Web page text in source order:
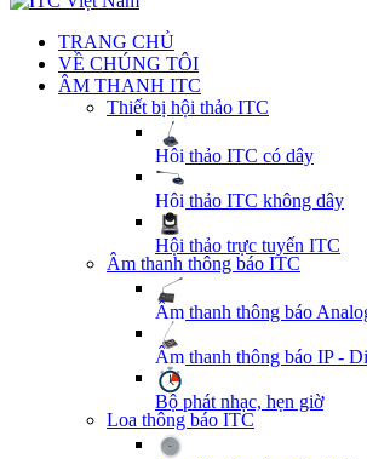
TRANG CHỦ
VỀ CHÚNG TÔI
ÂM THANH ITC
Thiết bị hội thảo ITC
Hội thảo ITC có dây
Hội thảo ITC không dây
Hội thảo trực tuyến ITC
Âm thanh thông báo ITC
Âm thanh thông báo
Âm thanh thông báo IP -
Bộ phát nhạc, hẹn giờ
Loa thông báo ITC